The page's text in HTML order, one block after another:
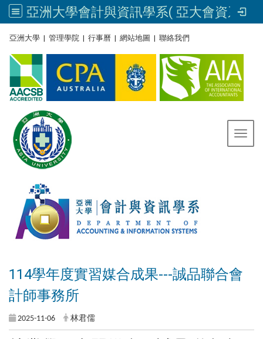
亞洲大學會計與資訊學系( 亞大會資系官網) | Asia University, Taiwan
亞洲大學 | 管理學院 | 行事曆 | 網站地圖 | 聯絡我們
114學年度實習媒合成果---誠品聯合會
計師事務所
2025-11-06 林君儒